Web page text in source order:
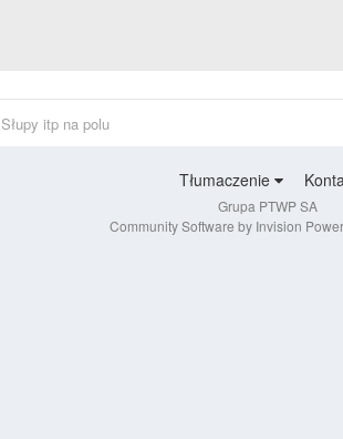
Słupy itp na polu
Tłumaczenie
Grupa PTWP SA
Community Software by Invision